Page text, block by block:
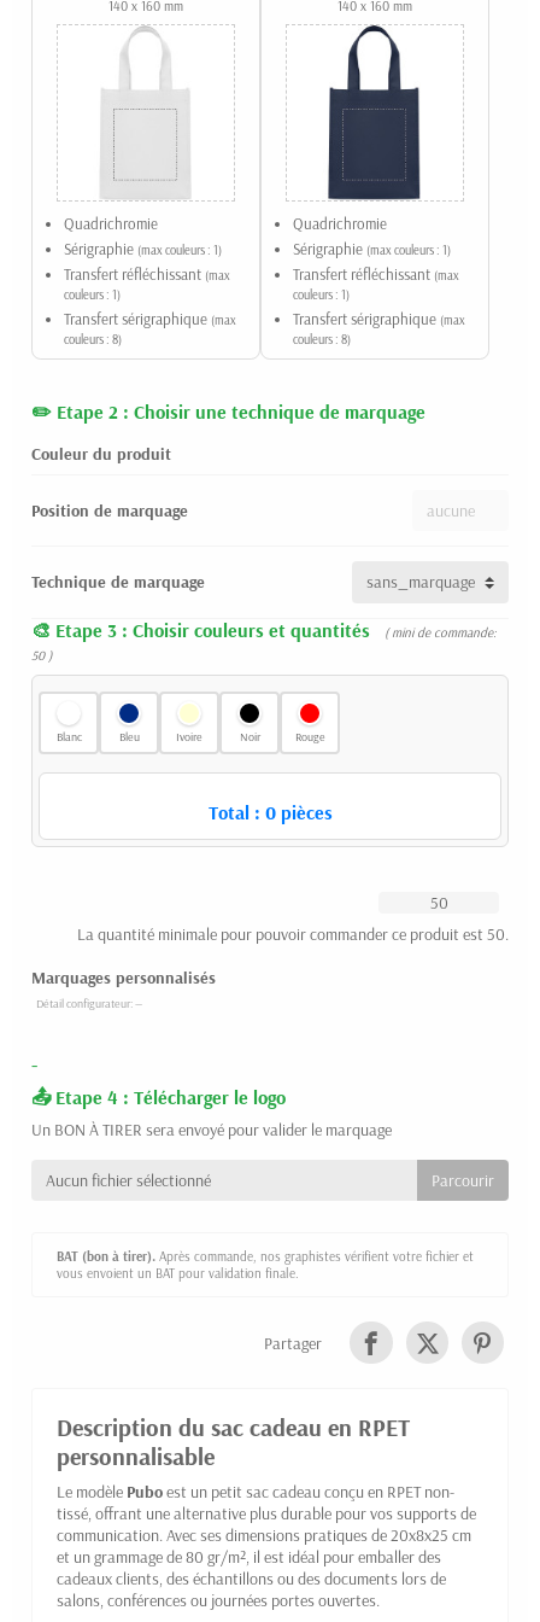
140 x 160 mm
Quadrichromie
Sérigraphie (max couleurs : 1)
Transfert réfléchissant (max
couleurs : 1)
Transfert sérigraphique (max
couleurs : 8)
140 x 160 mm
Quadrichromie
Sérigraphie (max couleurs : 1)
Transfert réfléchissant (max
couleurs : 1)
Transfert sérigraphique (max
couleurs : 8)
Etape 2 : Choisir une technique de marquage
Couleur du produit
Position de marquage
Technique de marquage
Etape 3 : Choisir couleurs et quantités
( mini de commande:
50 )
Blanc Bleu Ivoire Noir Rouge
Total : 0pièces
La quantité minimale pour pouvoir commander ce produit est 50.
Marquages personnalisés
-
Etape 4 : Télécharger le logo
Un BON À TIRER sera envoyé pour valider le marquage
Aucun fichier sélectionné
BAT (bon à tirer). Après commande, nos graphistes vérifient votre fichier et
vous envoient un BAT pour validation finale.
Partager
Description du sac cadeau en RPET
personnalisable
Le modèle Puboest un petit sac cadeau conçu en RPET non-
tissé, offrant une alternative plus durable pour vos supports de
communication. Avec ses dimensions pratiques de 20x8x25 cm
et un grammage de 80 gr/m², il est idéal pour emballer des
cadeaux clients, des échantillons ou des documents lors de
salons, conférences ou journées portes ouvertes.